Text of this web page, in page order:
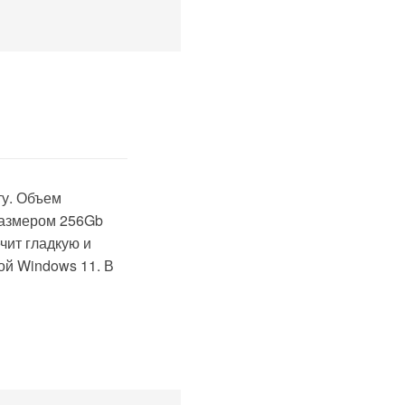
Объем
256Gb
гладкую и
Windows 11. В